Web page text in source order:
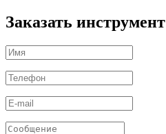
Заказать инструмент